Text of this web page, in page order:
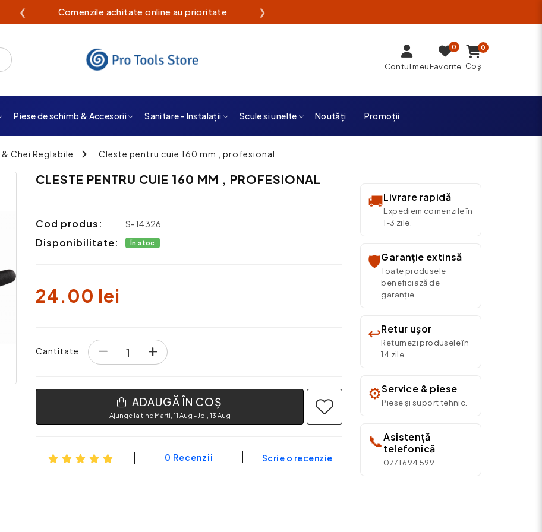
❮ ❯
Contul meuFavorite
0
Coș
0
Piese de schimb & Accesorii Sanitare - Instalații Scule si unelte Noutăți Promoții
Chei Reglabile Cleste pentru cuie 160 mm , profesional
CLESTE PENTRU CUIE 160 MM , PROFESIONAL
Cod produs: S-14326
Disponibilitate: În stoc
24.00 lei
Cantitate
ADAUGĂ ÎN COȘ
Ajunge la tine Marti, 11 Aug - Joi, 13 Aug
0 Recenzii Scrie o recenzie
🚚Livrare rapidă
Expediem comenzile în
1-3 zile.
🛡️Garanție extinsă
Toate produsele
beneficiază de
garanție.
↩️Retur ușor
Returnezi produsele în
14 zile.
⚙️Service & piese
Piese și suport tehnic.
📞Asistență
telefonică
0771 694 599